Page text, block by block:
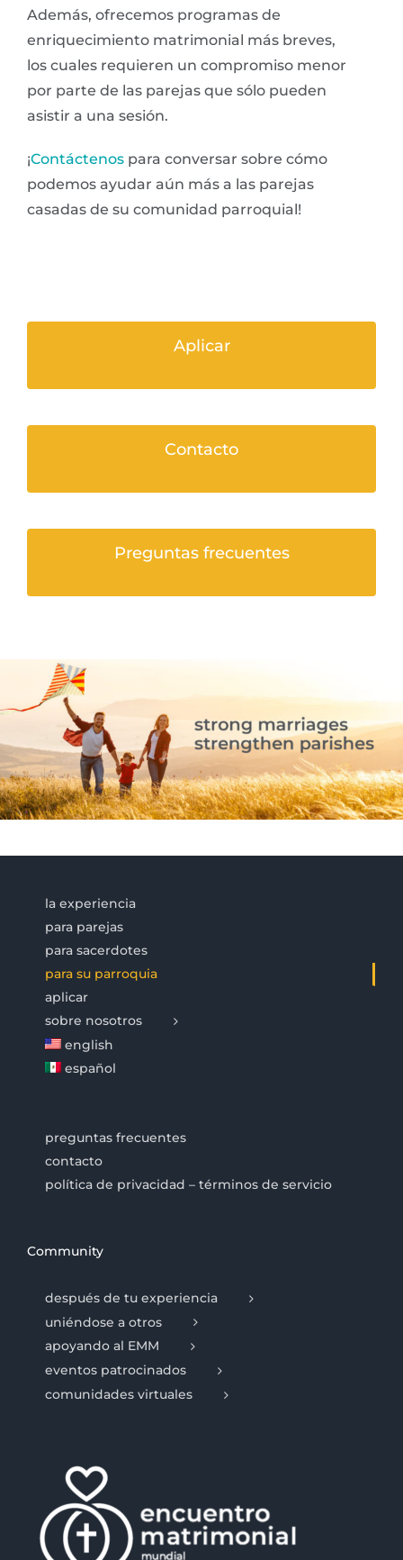
Además, ofrecemos programas de
enriquecimiento matrimonial más breves,
los cuales requieren un compromiso menor
por parte de las parejas que sólo pueden
asistir a una sesión.
¡Contáctenos para conversar sobre cómo
podemos ayudar aún más a las parejas
casadas de su comunidad parroquial!
Aplicar
Contacto
Preguntas frecuentes
la experiencia
para parejas
para sacerdotes
para su parroquia
aplicar
sobre nosotros
english
español
preguntas frecuentes
contacto
política de privacidad – términos de servicio
Community
después de tu experiencia
uniéndose a otros
apoyando al EMM
eventos patrocinados
comunidades virtuales